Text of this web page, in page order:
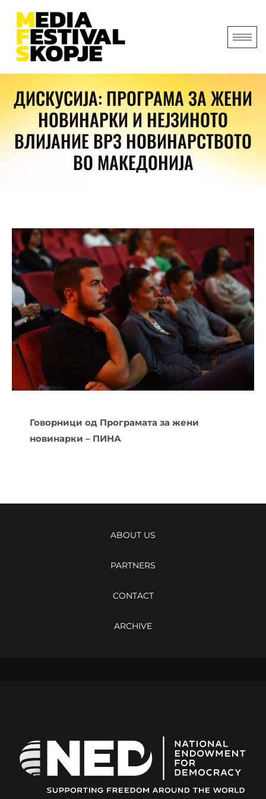
ДИСКУСИЈА: ПРОГРАМА ЗА ЖЕНИ
НОВИНАРКИ И НЕЈЗИНОТО
ВЛИЈАНИЕ ВРЗ НОВИНАРСТВОТО
ВО МАКЕДОНИЈА
Говорници од Програмата за жени
новинарки – ПИНА
ABOUT US
PARTNERS
CONTACT
ARCHIVE